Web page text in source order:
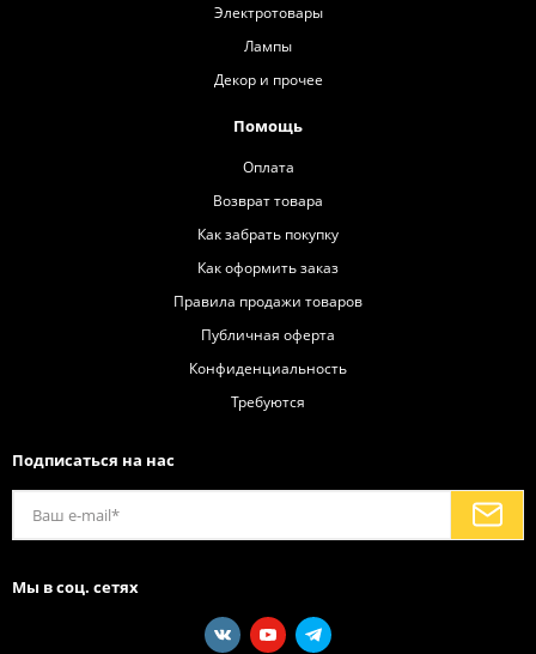
Электротовары
Лампы
Декор и прочее
Помощь
Оплата
Возврат товара
Как забрать покупку
Как оформить заказ
Правила продажи товаров
Публичная оферта
Конфиденциальность
Требуются
Подписаться на нас
Мы в соц. сетях